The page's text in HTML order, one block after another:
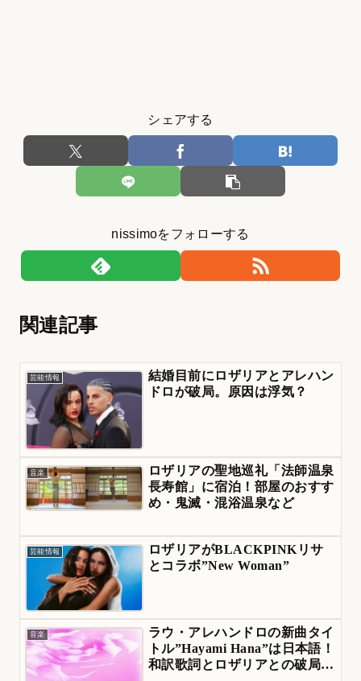
シェアする
nissimoをフォローする
関連記事
芸能情報
結婚目前にロザリアとアレハン
ドロが破局。原因は浮気？
音楽
ロザリアの聖地巡礼「法師温泉
長寿館」に宿泊！部屋のおすす
め・鬼滅・混浴温泉など
芸能情報
ロザリアがBLACKPINKリサ
とコラボ”New Woman”
音楽
ラウ・アレハンドロの新曲タイ
トル”Hayami Hana”は日本語！
和訳歌詞とロザリアとの破局報